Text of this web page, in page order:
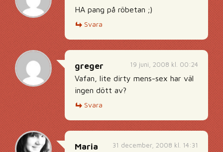
HA pang på röbetan ;)
Svara
19 juni, 2008 kl. 00:24
greger
Vafan, lite dirty mens-sex har väl
ingen dött av?
Svara
31 december, 2008 kl. 14:31
Maria